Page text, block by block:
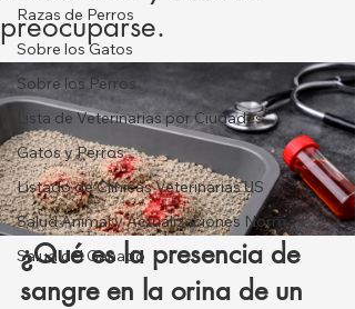
Razas de Perros
Sobre los Gatos
Sobre los Perros
Lista de Veterinarias por Ciudades
Gatos y Perros
Listado de Clínicas Veterinarias US
Salud Animal y Actualizaciones Norm
Salud del Ganado
preocuparse.
¿Qué es la presencia de
sangre en la orina de un